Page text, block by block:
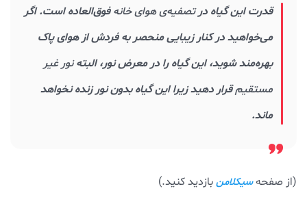
قدرت این گیاه درتصفیه‌ی هوای خانهفوق‌العاده است. اگر
می‌خواهید در کنار زیبایی منحصر به فردش از هوای پاک
بهره‌مند شوید، این گیاه را در معرض نور، البتهنور غیر
مستقیمقرار دهید زیرا این گیاه بدون نور زنده نخواهد
ماند.
(از صفحهسیکلامنبازدید کنید.)